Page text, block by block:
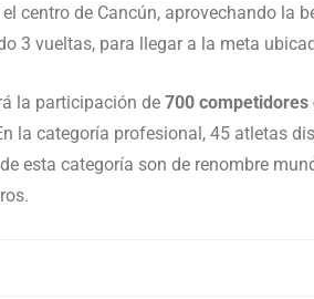
centro de Cancún, aprovechando la
3 vueltas, para llegar a la meta
la participación de 700 competidores
la categoría profesional, 45 atletas
esta categoría son de renombre